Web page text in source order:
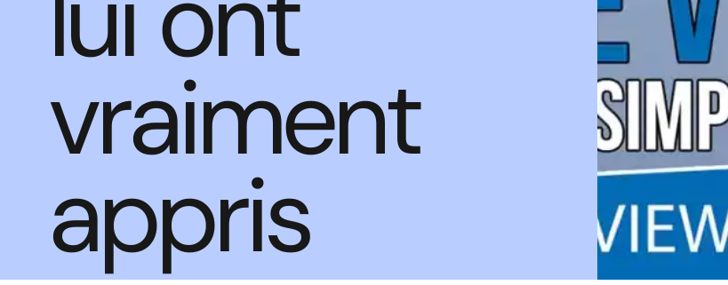
vraiment
appris